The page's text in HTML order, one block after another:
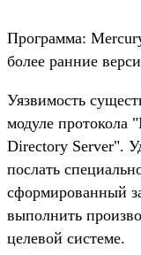
Программа:
более ранние
Уязвимость
модуле протокола
Directory Server".
послать
сформированный
выполнить
целевой системе.